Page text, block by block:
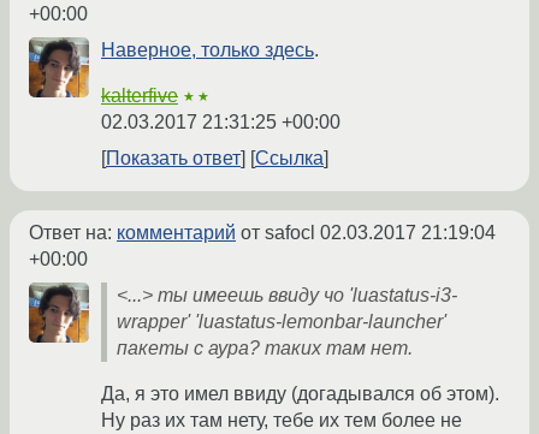
+00:00
Наверное, только здесь.
kalterfive ★★
02.03.2017 21:31:25 +00:00
Показать ответ
Ссылка
Ответ на: комментарий от safocl 02.03.2017 21:19:04
+00:00
<...> ты имеешь ввиду чо 'luastatus-i3-
wrapper' 'luastatus-lemonbar-launcher'
пакеты с аура? таких там нет.
Да, я это имел ввиду (догадывался об этом).
Ну раз их там нету, тебе их тем более не